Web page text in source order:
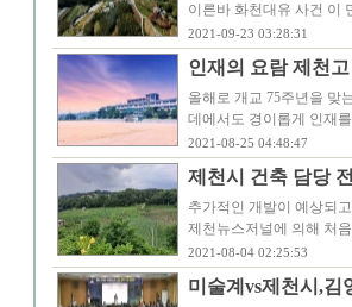
이른바 화천대유 사건 이
2021-09-23 03:28:31
인재의 요람 제천
올해로 개교 75주년을 맞
데에서도 경이롭게 인재
2021-08-25 04:48:47
제천시 건축 담당
추가적인 개발이 예상되
제천뉴스저널에 의해 처
2021-08-04 02:25:53
미술계vs제천시,